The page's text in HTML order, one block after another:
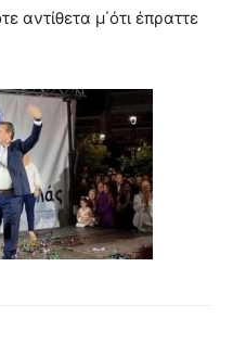
αντίθετα μ΄ότι έπραττε